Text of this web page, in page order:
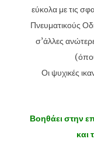
εύκολα με τις
Πνευματικούς
σ’άλλες
Οι ψυχικές
Βοηθάει στην
και